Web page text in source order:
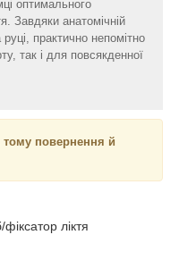
оптимального
Завдяки анатомічній
руці, практично непомітно
так і для повсякденної
повернення й
ліктя